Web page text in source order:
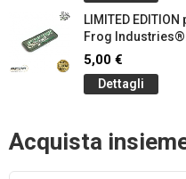
LIMITED
Frog
5,00 €
Dettagli
Acquista